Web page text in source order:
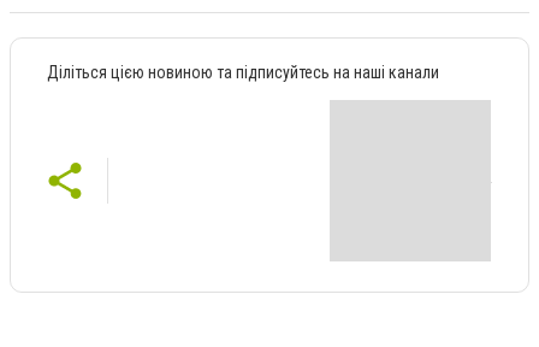
Діліться цією новиною та підписуйтесь на наші канали